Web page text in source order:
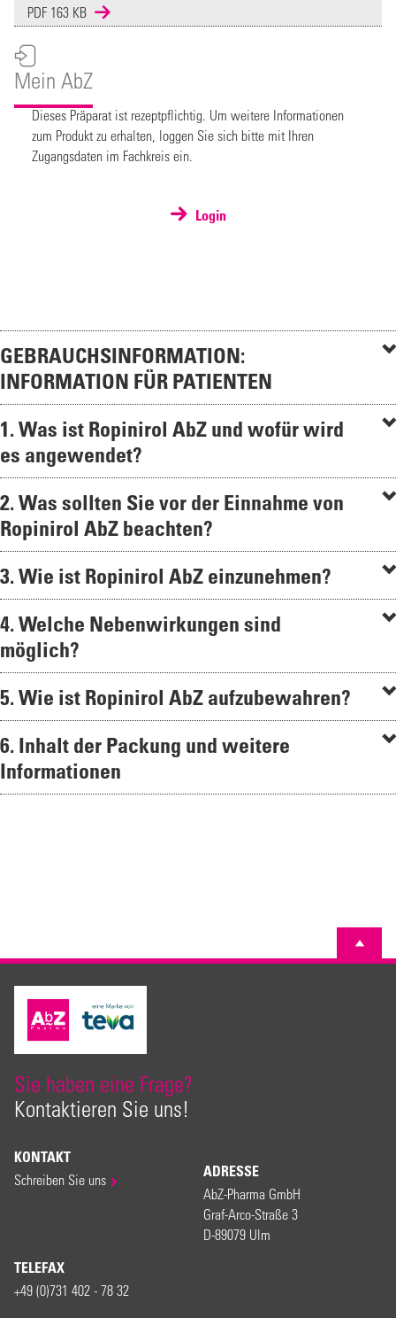
PDF 163 KB
Mein AbZ
Dieses Präparat ist rezeptpflichtig. Um weitere Informationen
zum Produkt zu erhalten, loggen Sie sich bitte mit Ihren
Zugangsdaten im Fachkreis ein.
Login
GEBRAUCHSINFORMATION:
INFORMATION FÜR PATIENTEN
1. Was ist Ropinirol AbZ und wofür wird
es angewendet?
2. Was sollten Sie vor der Einnahme von
Ropinirol AbZ beachten?
3. Wie ist Ropinirol AbZ einzunehmen?
4. Welche Nebenwirkungen sind
möglich?
5. Wie ist Ropinirol AbZ aufzubewahren?
6. Inhalt der Packung und weitere
Informationen
Sie haben eine Frage?
Kontaktieren Sie uns!
KONTAKT
Schreiben Sie uns ADRESSE
AbZ-Pharma GmbH
Graf-Arco-Straße 3
D-89079 Ulm
TELEFAX
+49 (0)731 402 - 78 32